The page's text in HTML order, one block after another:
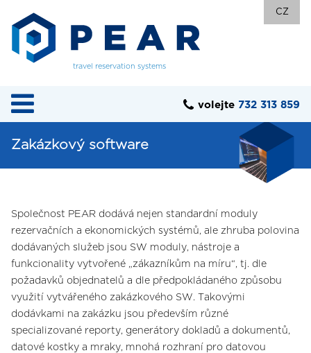
travel reservation systems
CZ
volejte 732 313 859
Zakázkový software
Společnost PEAR dodává nejen standardní moduly
rezervačních a ekonomických systémů, ale zhruba polovina
dodávaných služeb jsou SW moduly, nástroje a
funkcionality vytvořené „zákazníkům na míru“, tj. dle
požadavků objednatelů a dle předpokládaného způsobu
využití vytvářeného zakázkového SW. Takovými
dodávkami na zakázku jsou především různé
specializované reporty, generátory dokladů a dokumentů,
datové kostky a mraky, mnohá rozhraní pro datovou